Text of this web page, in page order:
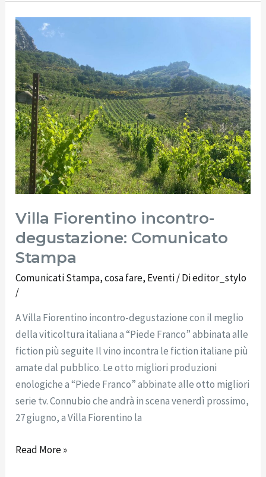
Villa Fiorentino incontro-
degustazione: Comunicato
Stampa
Comunicati Stampa,cosa fare, Eventi/ Dieditor_stylo
/
A Villa Fiorentino incontro-degustazione con il meglio
della viticoltura italiana a “Piede Franco” abbinata alle
fiction più seguite Il vino incontra le fiction italiane più
amate dal pubblico. Le otto migliori produzioni
enologiche a “Piede Franco” abbinate alle otto migliori
serie tv. Connubio che andrà in scena venerdì prossimo,
27 giugno, a Villa Fiorentino la
Villa
Fiorentino
incontro-
degustazione:
Comunicato
Stampa
Read More »